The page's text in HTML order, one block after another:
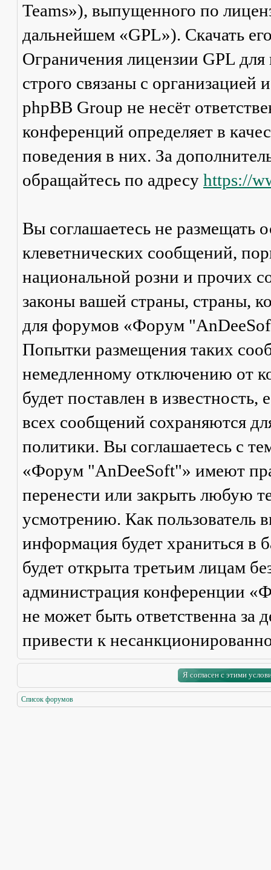
Teams»), выпущенного по
дальнейшем «GPL»). Скачать
Ограничения лицензии GPL
строго связаны с
phpBB Group не несёт
конференций определяет в
поведения в них. За
обращайтесь по адресу https://
Вы соглашаетесь не размещать
клеветнических сообщений,
национальной розни и прочих
законы вашей страны, страны,
для форумов «Форум
Попытки размещения таких
немедленному отключению от
будет поставлен в
всех сообщений сохраняются
политики. Вы соглашаетесь с
«Форум "AnDeeSoft"» имеют
перенести или закрыть любую
усмотрению. Как пользователь
информация будет храниться в
будет открыта третьим лицам
администрация конференции
не может быть ответственна за
привести к
Список форумов